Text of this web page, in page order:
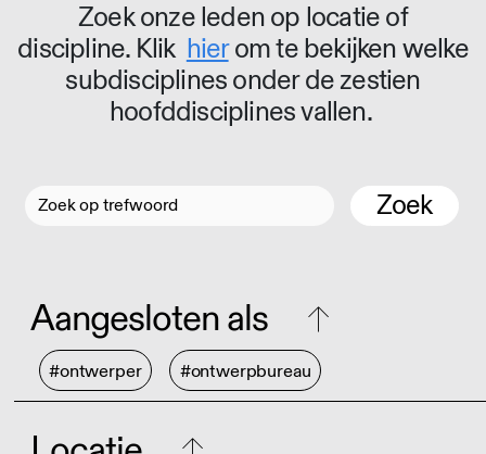
Zoek onze leden op locatie of
discipline. Klik hierom te bekijken welke
subdisciplines onder de zestien
hoofddisciplines vallen.
Zoek
Aangesloten als
#ontwerper #ontwerpbureau